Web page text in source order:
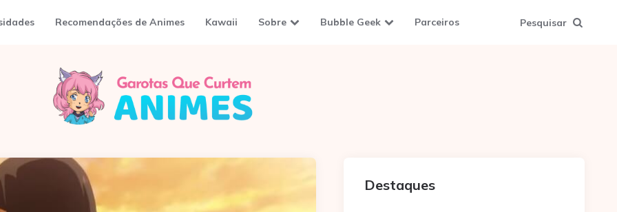
Recomendações de Animes Kawaii Sobre Bubble Geek Parceiros Pesquisar
Destaques